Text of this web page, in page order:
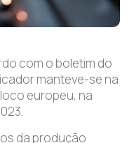
com o boletim do
manteve-se na
europeu, na
da produção